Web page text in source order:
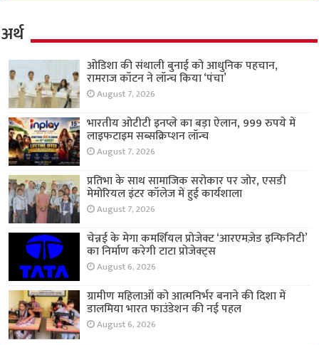
अर्थ
ओडिशा की संथाली बुनाई को आधुनिक पहचान,
रामराज कॉटन ने लॉन्च किया ‘पंचा’
August 7, 2026
भारतीय ओटीटी इनप्ले का बड़ा ऐलान, 999 रुपये में
लाइफटाइम सब्सक्रिप्शन लॉन्च
August 7, 2026
प्रतिभा के साथ सामाजिक सरोकार पर जोर, एसडी
मेमोरियल इंटर कॉलेज में हुई कार्यशाला
August 7, 2026
चेन्नई के मेगा कमर्शियल प्रोजेक्ट ‘आरएमज़ेड इन्फिनिटी’
का निर्माण करेगी टाटा प्रोजेक्ट्स
August 6, 2026
ग्रामीण महिलाओं को आत्मनिर्भर बनाने की दिशा में
डालमिया भारत फाउंडेशन की नई पहल
August 6, 2026